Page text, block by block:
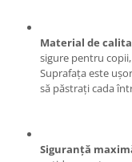
Blendere
Ceaune
Dozatoare
Friteuze
Accesorii masini de
ceramice
Accesorii placi
Carabine, vartejuri,
Foarfeci constructii
Material de
sigure pentru
Suprafața este
să păstrați cada
Siguranță